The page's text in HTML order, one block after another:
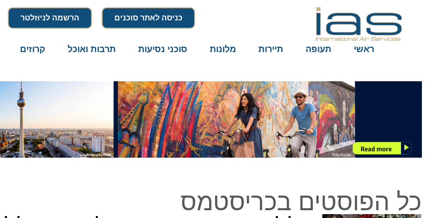
כניסה לאתר סוכנים הרשמה לניוזלטר
ראשי תעופה תיירות מלונות סוכני נסיעות תרבות ואוכל קרוזים
כל הפוסטים בכריסטמס